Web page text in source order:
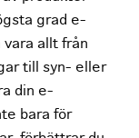
grad e-
allt från
till syn- eller
din e-
bara för